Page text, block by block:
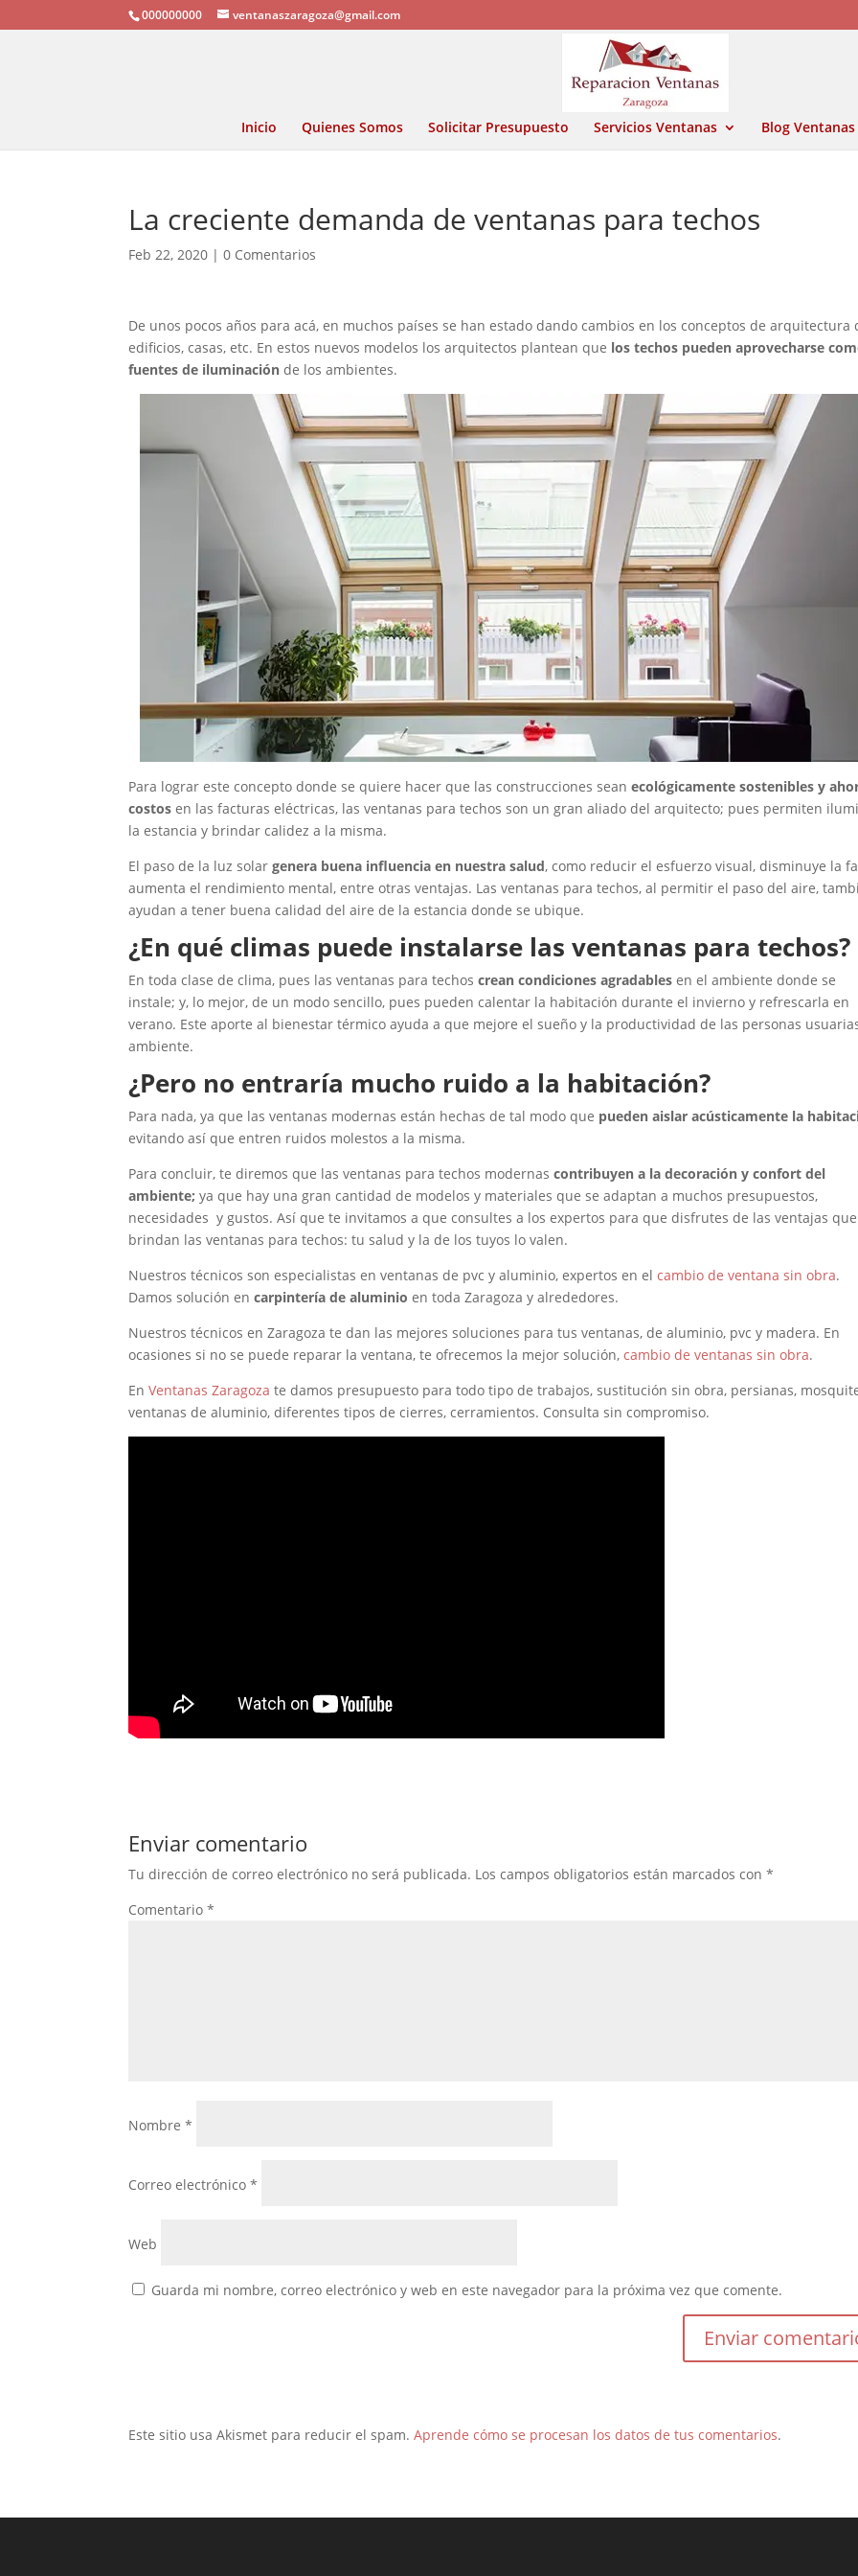
000000000 ventanaszaragoza@gmail.com
Inicio Quienes Somos Solicitar Presupuesto Servicios Ventanas Blog
La creciente demanda de ventanas para techos
Feb 22, 2020 |0 Comentarios
De unos pocos años para acá, en muchos países se han estado dando cambios en los conceptos de arquitectura
edificios, casas, etc. En estos nuevos modelos los arquitectos plantean que los techos pueden aprovecharse
fuentes de iluminación de los ambientes.
Para lograr este concepto donde se quiere hacer que las construcciones seanecológicamente sostenibles y
costos en las facturas eléctricas, las ventanas para techos son un gran aliado del arquitecto; pues permiten
la estancia y brindar calidez a la misma.
El paso de la luz solargenera buena influencia en nuestra salud, como reducir el esfuerzo visual, disminuye la
aumenta el rendimiento mental, entre otras ventajas. Las ventanas para techos, al permitir el paso del aire,
ayudan a tener buena calidad del aire de la estancia donde se ubique.
¿En qué climas puede instalarse las ventanas para techos?
En toda clase de clima, pues las ventanas para techoscrean condiciones agradables en el ambiente donde se
instale; y, lo mejor, de un modo sencillo, pues pueden calentar la habitación durante el invierno y refrescarla en
verano. Este aporte al bienestar térmico ayuda a que mejore el sueño y la productividad de las personas
ambiente.
¿Pero no entraría mucho ruido a la habitación?
Para nada, ya que las ventanas modernas están hechas de tal modo que pueden aislar acústicamente la
evitando así que entren ruidos molestos a la misma.
Para concluir, te diremos que las ventanas para techos modernascontribuyen a la decoración y confort del
ambiente; ya que hay una gran cantidad de modelos y materiales que se adaptan a muchos presupuestos,
necesidades y gustos. Así que te invitamos a que consultes a los expertos para que disfrutes de las ventajas que
brindan las ventanas para techos: tu salud y la de los tuyos lo valen.
Nuestros técnicos son especialistas en ventanas de pvc y aluminio, expertos en elcambio de ventana sin obra.
Damos solución encarpintería de aluminio en toda Zaragoza y alrededores.
Nuestros técnicos en Zaragoza te dan las mejores soluciones para tus ventanas, de aluminio, pvc y madera. En
ocasiones si no se puede reparar la ventana, te ofrecemos la mejor solución,cambio de ventanas sin obra.
EnVentanas Zaragoza te damos presupuesto para todo tipo de trabajos, sustitución sin obra, persianas,
ventanas de aluminio, diferentes tipos de cierres, cerramientos. Consulta sin compromiso.
Enviar comentario
Tu dirección de correo electrónico no será publicada. Los campos obligatorios están marcados con*
Comentario*
Nombre*
Correo electrónico*
Web
Guarda mi nombre, correo electrónico y web en este navegador para la próxima vez que comente.
Este sitio usa Akismet para reducir el spam.Aprende cómo se procesan los datos de tus comentarios.